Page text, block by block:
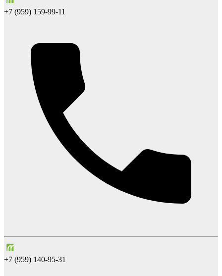
+7 (959) 159-99-11
+7 (959) 140-95-31